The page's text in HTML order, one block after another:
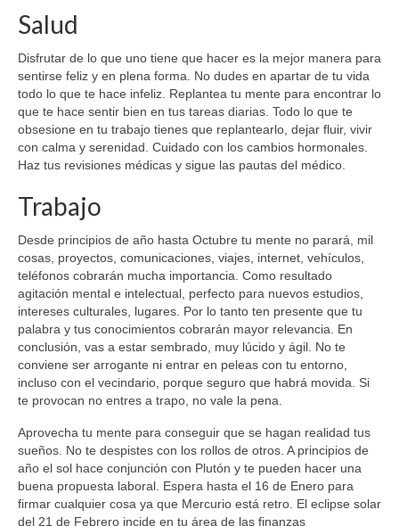
Salud
Disfrutar de lo que uno tiene que hacer es la mejor manera para
sentirse feliz y en plena forma. No dudes en apartar de tu vida
todo lo que te hace infeliz. Replantea tu mente para encontrar lo
que te hace sentir bien en tus tareas diarias. Todo lo que te
obsesione en tu trabajo tienes que replantearlo, dejar fluir, vivir
con calma y serenidad. Cuidado con los cambios hormonales.
Haz tus revisiones médicas y sigue las pautas del médico.
Trabajo
Desde principios de año hasta Octubre tu mente no parará, mil
cosas, proyectos, comunicaciones, viajes, internet, vehículos,
teléfonos cobrarán mucha importancia. Como resultado
agitación mental e intelectual, perfecto para nuevos estudios,
intereses culturales, lugares. Por lo tanto ten presente que tu
palabra y tus conocimientos cobrarán mayor relevancia. En
conclusión, vas a estar sembrado, muy lúcido y ágil. No te
conviene ser arrogante ni entrar en peleas con tu entorno,
incluso con el vecindario, porque seguro que habrá movida. Si
te provocan no entres a trapo, no vale la pena.
Aprovecha tu mente para conseguir que se hagan realidad tus
sueños. No te despistes con los rollos de otros. A principios de
año el sol hace conjunción con Plutón y te pueden hacer una
buena propuesta laboral. Espera hasta el 16 de Enero para
firmar cualquier cosa ya que Mercurio está retro. El eclipse solar
del 21 de Febrero incide en tu área de las finanzas